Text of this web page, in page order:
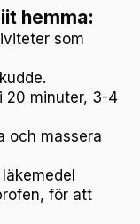
hemma:
som
20 minuter, 3-4
och massera
för att